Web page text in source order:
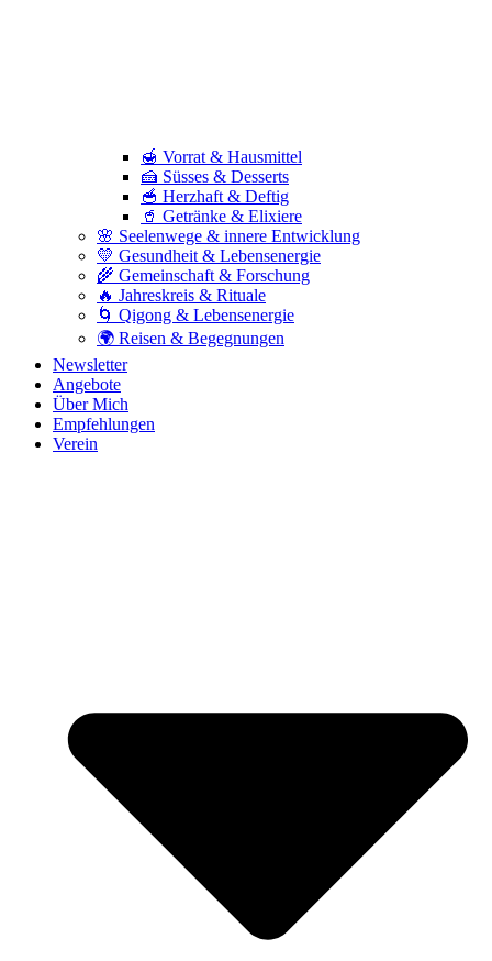
🍯 Vorrat & Hausmittel
🍰 Süsses & Desserts
🥣 Herzhaft & Deftig
🥤 Getränke & Elixiere
🌸 Seelenwege & innere Entwicklung
💛 Gesundheit & Lebensenergie
🌾 Gemeinschaft & Forschung
🔥 Jahreskreis & Rituale
🌀 Qigong & Lebensenergie
🌍 Reisen & Begegnungen
Newsletter
Angebote
Über Mich
Empfehlungen
Verein